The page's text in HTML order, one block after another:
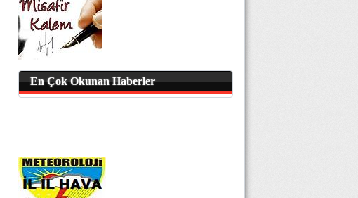
En Çok Okunan Haberler